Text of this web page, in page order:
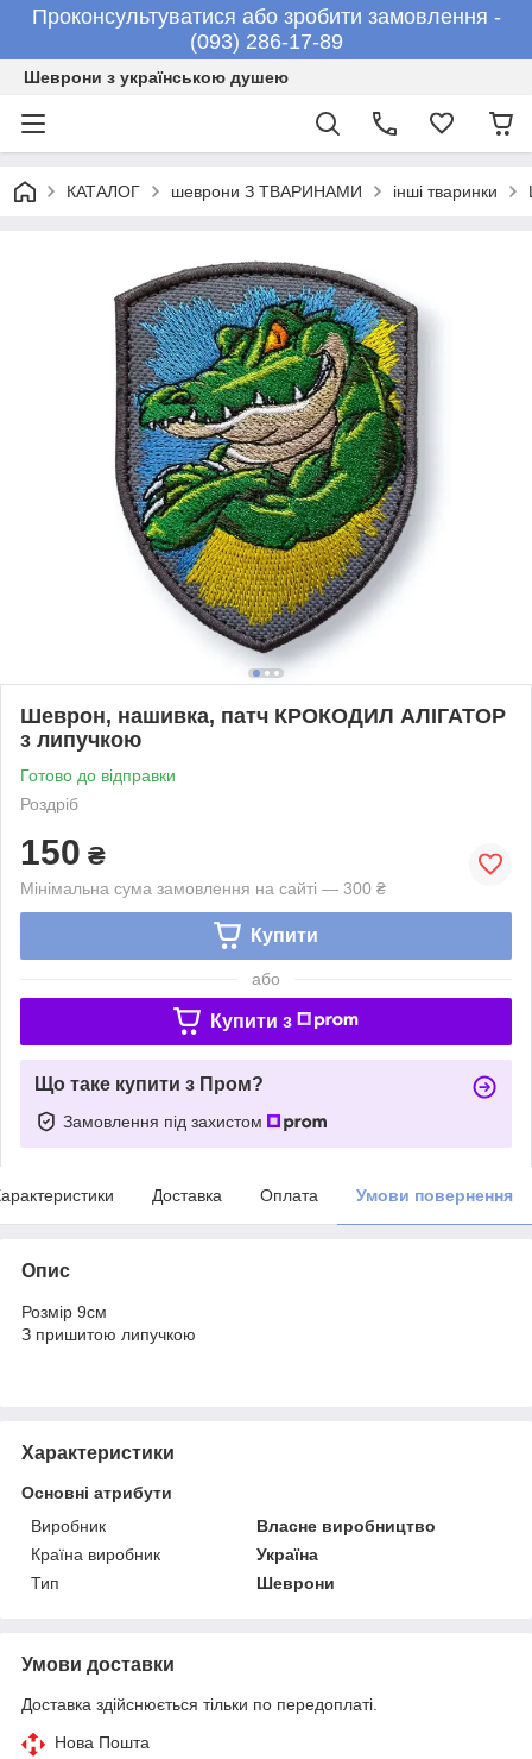
Проконсультуватися або зробити замовлення -
(093) 286-17-89
Шеврони з українською душею
КАТАЛОГ шеврони З ТВАРИНАМИ інші тваринки
Шеврон, нашивка, патч КРОКОДИЛ АЛІГАТОР
з липучкою
Готово до відправки
Роздріб
150 ₴
Мінімальна сума замовлення на сайті — 300 ₴
Купити
або
Купити з
Що таке купити з Пром?
Замовлення під захистом
Доставка Оплата Умови повернення
Опис
Розмір 9см
З пришитою липучкою
Характеристики
Основні атрибути
Виробник
Власне виробництво
Країна виробник
Україна
Тип
Шеврони
Умови доставки
Доставка здійснюється тільки по передоплаті.
Нова Пошта